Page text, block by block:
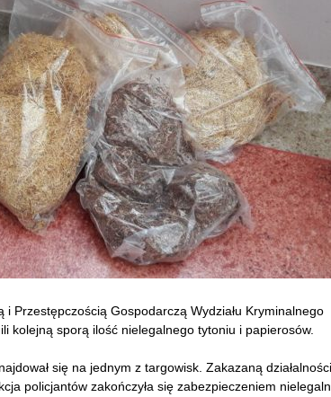
Przestępczością Gospodarczą Wydziału Kryminalnego
kolejną sporą ilość nielegalnego tytoniu i papierosów.
się na jednym z targowisk. Zakazaną
policjantów zakończyła się zabezpieczeniem